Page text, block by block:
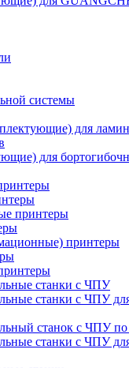
системы
для
для
принтеры
принтеры
станки с ЧПУ
станки с ЧПУ
станок с ЧПУ
станки с ЧПУ